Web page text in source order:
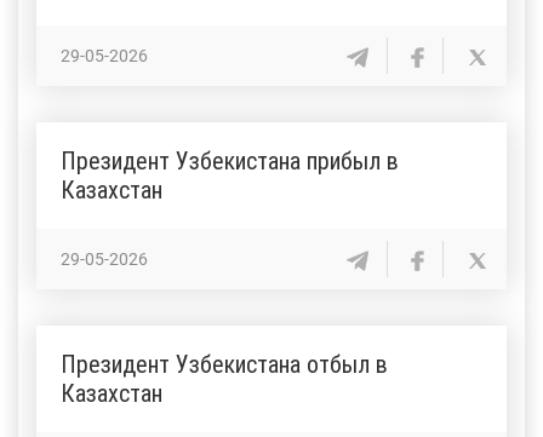
29-05-2026
Президент Узбекистана прибыл в
Казахстан
29-05-2026
Президент Узбекистана отбыл в
Казахстан